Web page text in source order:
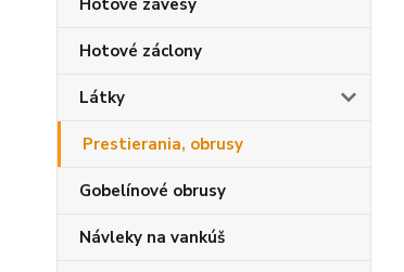
Hotové závesy
Hotové záclony
Látky
Prestierania, obrusy
Gobelínové obrusy
Návleky na vankúš